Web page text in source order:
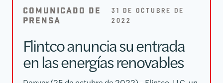
COMUNICADO DE
PRENSA
31 DE OCTUBRE DE
2022
Flintco anuncia su entrada
en las energías renovables